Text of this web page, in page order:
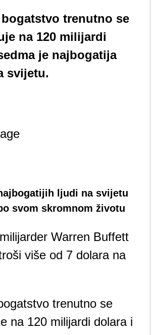
trenutno se
na 120 milijardi
je najbogatija
svijetu.
ljudi na svijetu
svom skromnom životu
Warren Buffett
više od 7 dolara na
trenutno se
na 120 milijardi dolara i